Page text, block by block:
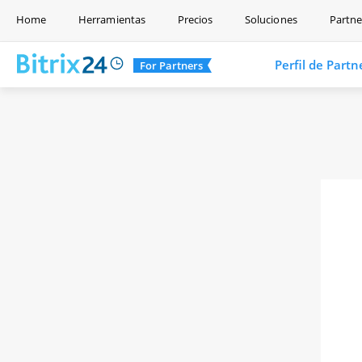
Home Herramientas Precios Soluciones
For Partners Perfil de